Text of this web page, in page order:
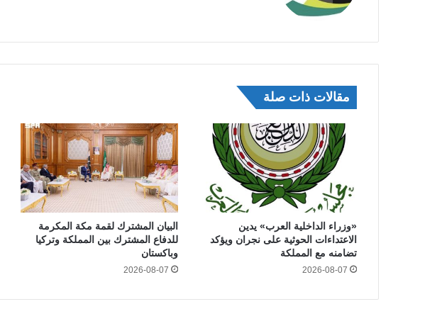
مقالات ذات صلة
«وزراء الداخلية العرب» يدين
الاعتداءات الحوثية على نجران ويؤكد
تضامنه مع المملكة
2026-08-07
البيان المشترك لقمة مكة المكرمة
للدفاع المشترك بين المملكة وتركيا
وباكستان
2026-08-07